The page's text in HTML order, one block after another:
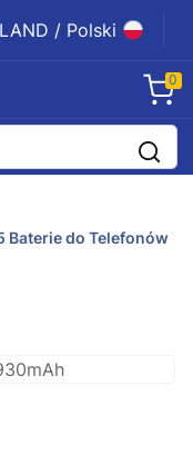
/ Polski
0
Baterie do Telefonów